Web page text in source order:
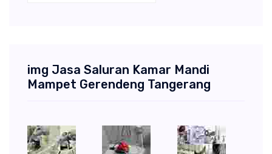
img Jasa Saluran Kamar Mandi
Mampet Gerendeng Tangerang